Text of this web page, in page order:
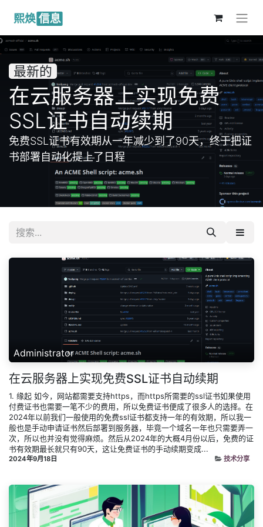
最新的
在云服务器上实现免费
SSL证书自动续期
免费SSL证书有效期从一年减少到了90天，终于把证
书部署自动化提上了日程
Administrator
在云服务器上实现免费SSL证书自动续期
1. 缘起 如今，网站都需要支持https，而https所需要的ssl证书如果使用
付费证书也需要一笔不少的费用，所以免费证书便成了很多人的选择。在
2024年以前我们一般使用的免费ssl证书都支持一年的有效期，所以我一
般也是手动申请证书然后部署到服务器，毕竟一个域名一年也只需要弄一
次，所以也并没有觉得麻烦。然后从2024年的大概4月份以后，免费的证
书有效期最长就只有90天，这让免费证书的手动续期变成...
2024年9月18日 技术分享